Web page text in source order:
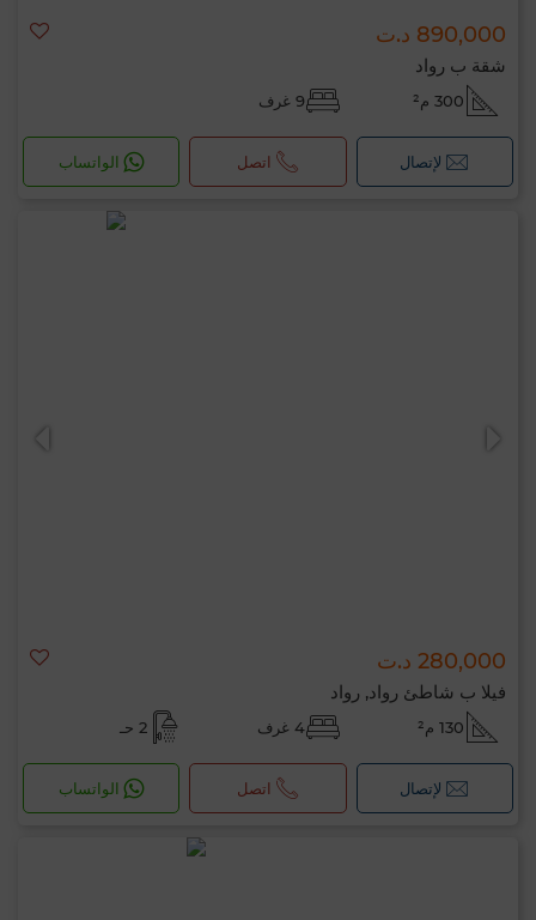
890,000 د.ت
شقة ب رواد
300 م² 9 غرف
لإتصال اتصل الواتساب
280,000 د.ت
فيلا ب شاطئ رواد, رواد
130 م² 4 غرف 2 حـ
لإتصال اتصل الواتساب